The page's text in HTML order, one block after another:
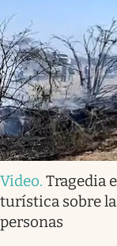
Video. Tragedia
turística sobre
personas